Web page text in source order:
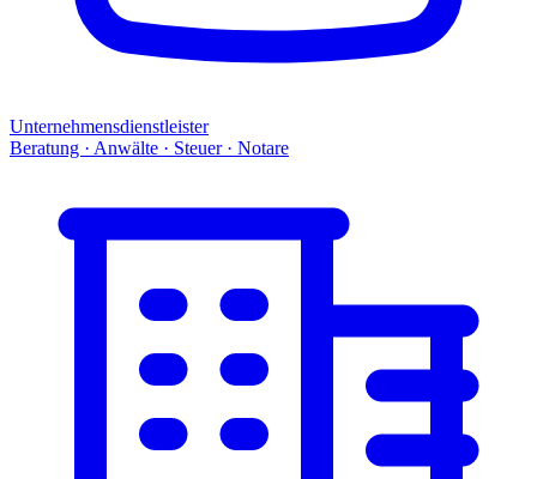
Unternehmensdienstleister
Beratung · Anwälte · Steuer · Notare